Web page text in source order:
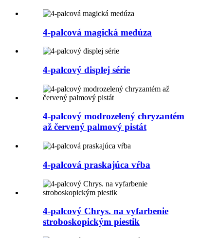
4-palcová magická medúza
4-palcový displej série
4-palcový modrozelený chryzantém
až červený palmový pistát
4-palcová praskajúca vŕba
4-palcový Chrys. na vyfarbenie
stroboskopickým piestik